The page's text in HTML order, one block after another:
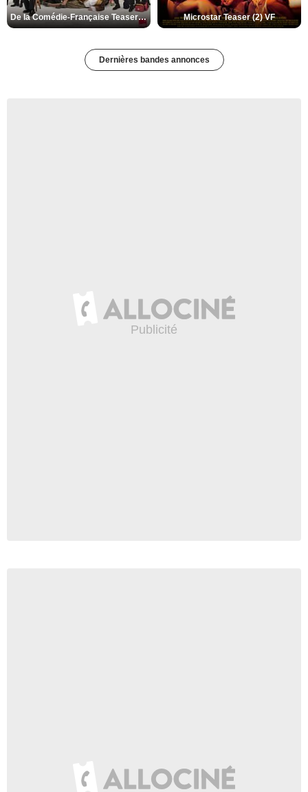
De la Comédie-Française Teaser (3) VF Microstar Teaser (2) VF
Dernières bandes annonces